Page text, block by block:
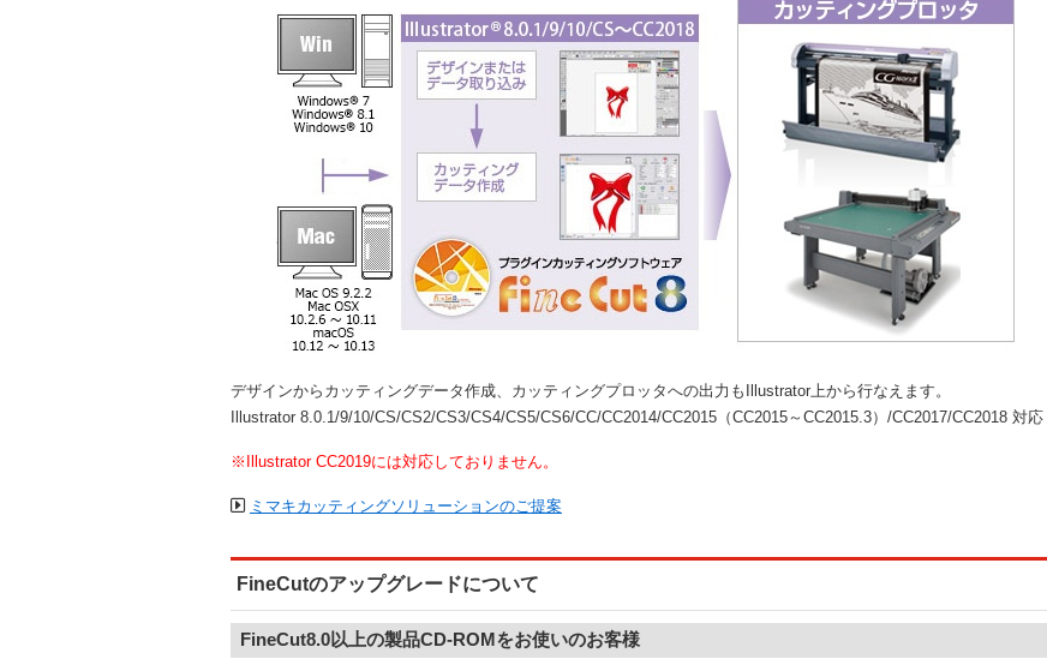
デザインからカッティングデータ作成、カッティングプロッタへの出力もIllustrator上から行なえます。
Illustrator 8.0.1/9/10/CS/CS2/CS3/CS4/CS5/CS6/CC/CC2014/CC2015（CC2015～CC2015.3）/CC2017/CC2018 対応
※Illustrator CC2019には対応しておりません。
ミマキカッティングソリューションのご提案
FineCutのアップグレードについて
FineCut8.0以上の製品CD-ROMをお使いのお客様